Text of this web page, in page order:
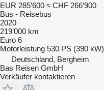
EUR 285’600 ≈ CHF 266’900
Bus - Reisebus
2020
219’000 km
Euro 6
Motorleistung 530 PS (390 kW)
Deutschland, Bergheim
Bas Reisen GmbH
Verkäufer kontaktieren